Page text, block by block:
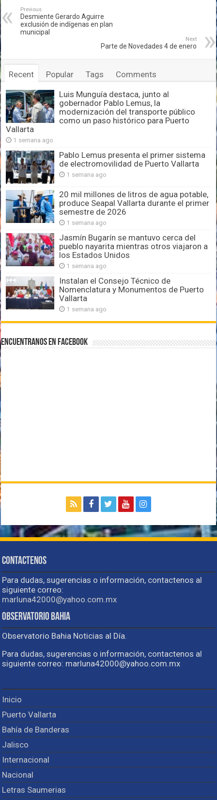
Previous
Desmiente Gerardo Aguirre
exclusión de indígenas en plan
municipal
Next
Parte de Novedades 4 de enero
Recent Popular Tags Comments
Luis Munguía destaca, junto al
gobernador Pablo Lemus, la
modernización del transporte público
como un paso histórico para Puerto
Vallarta
1 semana ago
Pablo Lemus presenta el primer sistema
de electromovilidad de Puerto Vallarta
1 semana ago
20 mil millones de litros de agua potable,
produce Seapal Vallarta durante el primer
semestre de 2026
1 semana ago
Jasmín Bugarín se mantuvo cerca del
pueblo nayarita mientras otros viajaron a
los Estados Unidos
1 semana ago
Instalan el Consejo Técnico de
Nomenclatura y Monumentos de Puerto
Vallarta
1 semana ago
Encuentranos en Facebook
Contactenos
Para dudas, sugerencias o información, contactenos al
siguiente correo:
marluna42000@yahoo.com.mx
Observatorio Bahia
Observatorio Bahia Noticias al Día.
Para dudas, sugerencias o información, contactenos al
siguiente correo: marluna42000@yahoo.com.mx
Inicio
Puerto Vallarta
Bahía de Banderas
Jalisco
Internacional
Nacional
Letras Saumerias